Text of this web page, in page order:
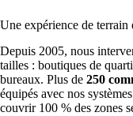
Une expérience de terrain
Depuis 2005, nous
tailles : boutiques de
bureaux. Plus de 250
équipés avec nos
couvrir 100 % des zones